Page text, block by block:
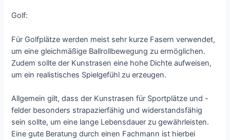
Golf:
Für Golfplätze werden meist sehr kurze Fasern verwendet,
um eine gleichmäßige Ballrollbewegung zu ermöglichen.
Zudem sollte der Kunstrasen eine hohe Dichte aufweisen,
um ein realistisches Spielgefühl zu erzeugen.
Allgemein gilt, dass der Kunstrasen für Sportplätze und -
felder besonders strapazierfähig und widerstandsfähig
sein sollte, um eine lange Lebensdauer zu gewährleisten.
Eine gute Beratung durch einen Fachmann ist hierbei